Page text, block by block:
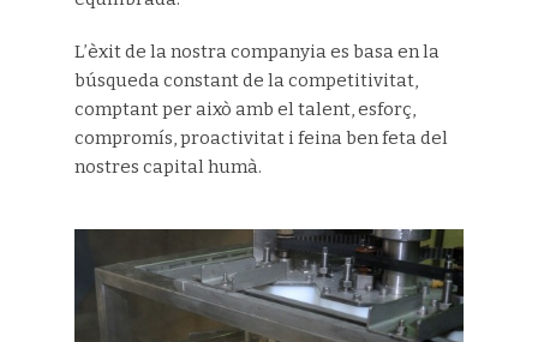
L’èxit de la nostra companyia es basa en la
búsqueda constant de la competitivitat,
comptant per això amb el talent, esforç,
compromís, proactivitat i feina ben feta del
nostres capital humà.